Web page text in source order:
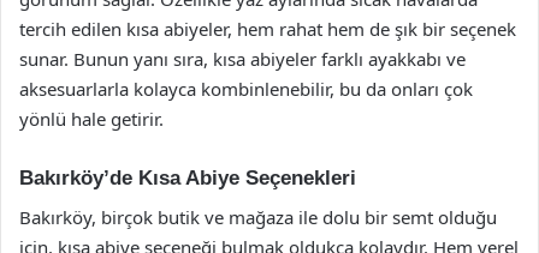
tercih edilen kısa abiyeler, hem rahat hem de şık bir seçenek
sunar. Bunun yanı sıra, kısa abiyeler farklı ayakkabı ve
aksesuarlarla kolayca kombinlenebilir, bu da onları çok
yönlü hale getirir.
Bakırköy’de Kısa Abiye Seçenekleri
Bakırköy, birçok butik ve mağaza ile dolu bir semt olduğu
için, kısa abiye seçeneği bulmak oldukça kolaydır. Hem yerel